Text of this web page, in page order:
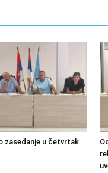
zasedanje u četvrtak